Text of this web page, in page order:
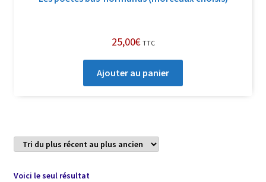
25,00€ TTC
Ajouter au panier
Voici le seul résultat